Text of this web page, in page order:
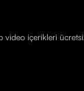
video içerikleri